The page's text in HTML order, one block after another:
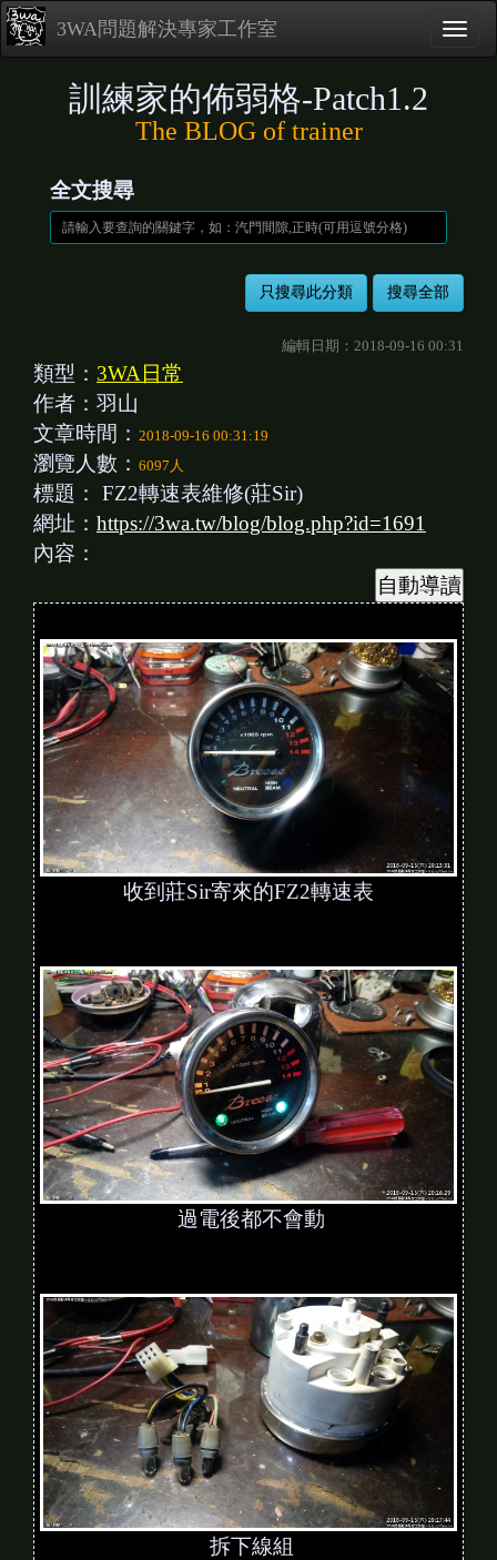
3WA問題解決專家工作室
訓練家的佈弱格-Patch1.2
The BLOG of trainer
全文搜尋
編輯日期：2018-09-16 00:31
類型： 3WA日常
作者：羽山
文章時間： 2018-09-16 00:31:19
瀏覽人數： 6097人
標題： FZ2轉速表維修(莊Sir)
網址： https://3wa.tw/blog/blog.php?id=1691
內容：
收到莊Sir寄來的FZ2轉速表
過電後都不會動
拆下線組